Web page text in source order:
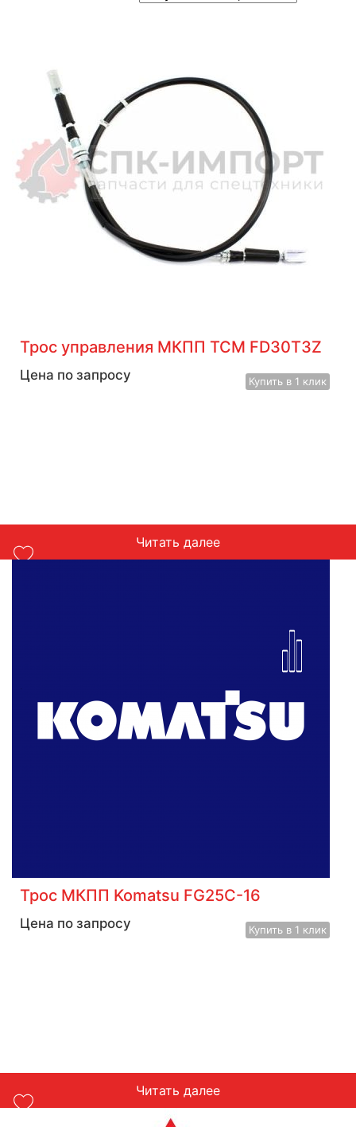
Трос управления МКПП TCM FD30T3Z
Цена по запросу Купить в 1 клик
Читать далее
Трос МКПП Komatsu FG25C-16
Цена по запросу Купить в 1 клик
Читать далее